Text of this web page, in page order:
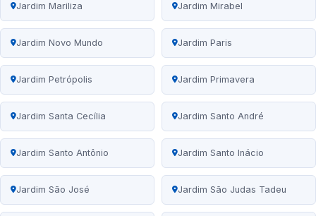
Jardim Mariliza Jardim Mirabel
Jardim Novo Mundo Jardim Paris
Jardim Petrópolis Jardim Primavera
Jardim Santa Cecília Jardim Santo André
Jardim Santo Antônio Jardim Santo Inácio
Jardim São José Jardim São Judas Tadeu